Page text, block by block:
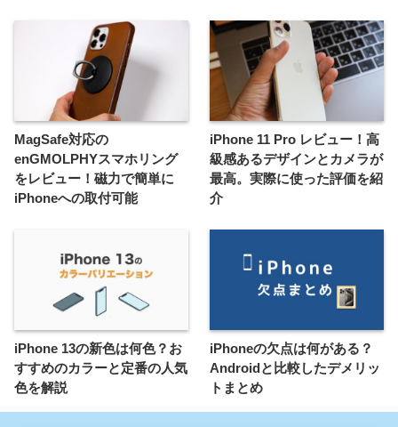
MagSafe対応の
enGMOLPHYスマホリング
をレビュー！磁力で簡単に
iPhoneへの取付可能
iPhone 11 Pro レビュー！高
級感あるデザインとカメラが
最高。実際に使った評価を紹
介
iPhone 13の新色は何色？お
すすめのカラーと定番の人気
色を解説
iPhoneの欠点は何がある？
Androidと比較したデメリッ
トまとめ